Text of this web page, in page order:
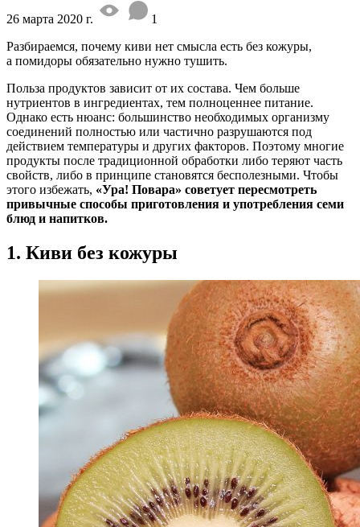
26 марта 2020 г.
1
Разбираемся, почему киви нет смысла есть без кожуры,
а помидоры обязательно нужно тушить.
Польза продуктов зависит от их состава. Чем больше
нутриентов в ингредиентах, тем полноценнее питание.
Однако есть нюанс: большинство необходимых организму
соединений полностью или частично разрушаются под
действием температуры и других факторов. Поэтому многие
продукты после традиционной обработки либо теряют часть
свойств, либо в принципе становятся бесполезными. Чтобы
этого избежать, «Ура! Повара» советует пересмотреть
привычные способы приготовления и употребления семи
блюд и напитков.
1. Киви без кожуры